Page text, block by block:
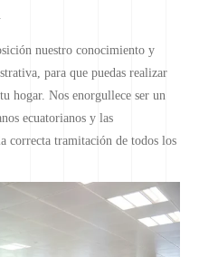
nuestro conocimiento y
para que puedas realizar
hogar. Nos enorgullece ser un
ecuatorianos y las
correcta tramitación de todos los